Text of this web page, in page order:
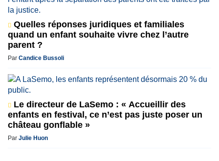
Quelles réponses juridiques et familiales
quand un enfant souhaite vivre chez l’autre
parent ?
Par Candice Bussoli
Le directeur de LaSemo : « Accueillir des
enfants en festival, ce n’est pas juste poser un
château gonflable »
Par Julie Huon